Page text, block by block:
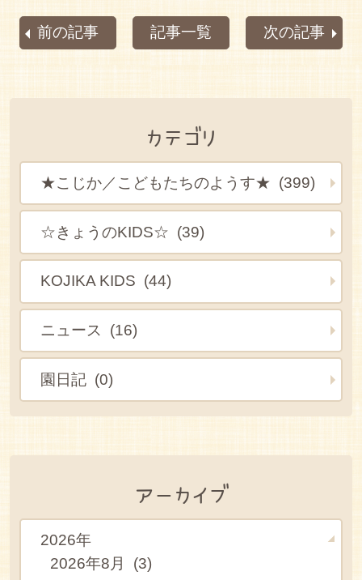
前の記事 記事一覧 次の記事
カテゴリ
★こじか／こどもたちのようす★ (399)
☆きょうのKIDS☆ (39)
KOJIKA KIDS (44)
ニュース (16)
園日記 (0)
アーカイブ
2026年
2026年8月 (3)